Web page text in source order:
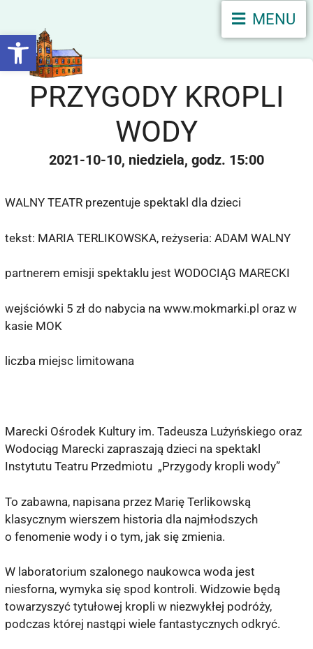
Otwórz pasek narzędzi
MENU
PRZYGODY KROPLI
WODY
2021-10-10 niedziela 15:00
WALNY TEATR prezentuje spektakl dla dzieci
tekst: MARIA TERLIKOWSKA, reżyseria: ADAM WALNY
partnerem emisji spektaklu jest WODOCIĄG MARECKI
wejściówki 5 zł do nabycia na www.mokmarki.pl oraz w
kasie MOK
liczba miejsc limitowana
Marecki Ośrodek Kultury im. Tadeusza Lużyńskiego oraz
Wodociąg Marecki zapraszają dzieci na spektakl
Instytutu Teatru Przedmiotu „Przygody kropli wody”
To zabawna, napisana przez Marię Terlikowską
klasycznym wierszem historia dla najmłodszych
o fenomenie wody i o tym, jak się zmienia.
W laboratorium szalonego naukowca woda jest
niesforna, wymyka się spod kontroli. Widzowie będą
towarzyszyć tytułowej kropli w niezwykłej podróży,
podczas której nastąpi wiele fantastycznych odkryć.